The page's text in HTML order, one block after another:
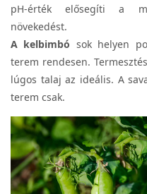
pH-érték elősegíti a
növekedést.
A kelbimbó sok helyen
terem rendesen.
lúgos talaj az ideális. A
terem csak.